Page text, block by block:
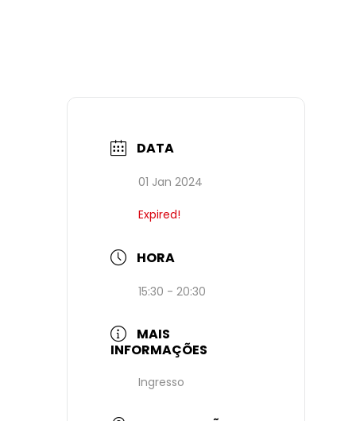
DATA
01 Jan 2024
Expired!
HORA
15:30 - 20:30
MAIS
INFORMAÇÕES
Ingresso